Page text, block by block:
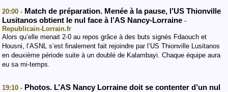
20:00 - Match de préparation. Menée à la pause, l’US Thionville
Lusitanos obtient le nul face à l’AS Nancy-Lorraine -
Republicain-Lorrain.fr
Alors qu’elle menait 2-0 au repos grâce à des buts signés Fdaouch et
Housni, l’ASNL s’est finalement fait rejoindre par l’US Thionville Lusitanos
en deuxième période suite à un doublé de Kalambayi. Chaque équipe aura
eu sa mi-temps.
19:10 - Photos. L’AS Nancy Lorraine doit se contenter d’un nul